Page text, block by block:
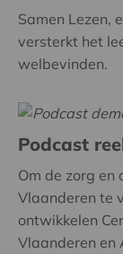
Samen Lezen,
versterkt het
welbevinden.
Podcast
Om de zorg en
Vlaanderen te
ontwikkelen
Vlaanderen en